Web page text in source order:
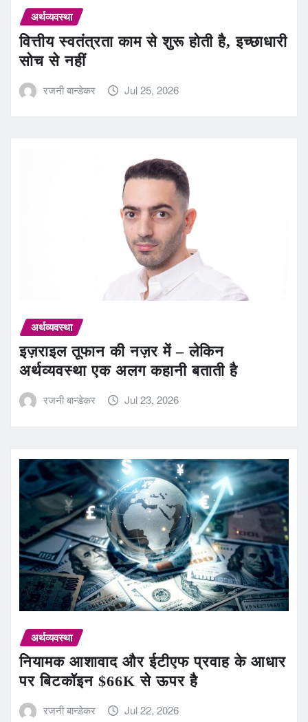
अर्थव्यवस्था
वित्तीय स्वतंत्रता काम से शुरू होती है, इच्छाधारी
सोच से नहीं
रजनी बान्डेकर Jul 25, 2026
अर्थव्यवस्था
इज़राइल तूफान की नज़र में – लेकिन
अर्थव्यवस्था एक अलग कहानी बताती है
रजनी बान्डेकर Jul 23, 2026
अर्थव्यवस्था
नियामक आशावाद और ईटीएफ प्रवाह के आधार
पर बिटकॉइन $66K से ऊपर है
रजनी बान्डेकर Jul 22, 2026